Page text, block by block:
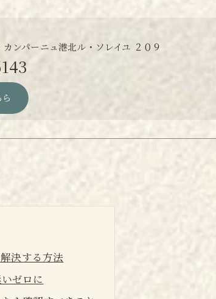
ンパーニュ港北ル・ソレイユ ２０９
決する方法
ゼロに